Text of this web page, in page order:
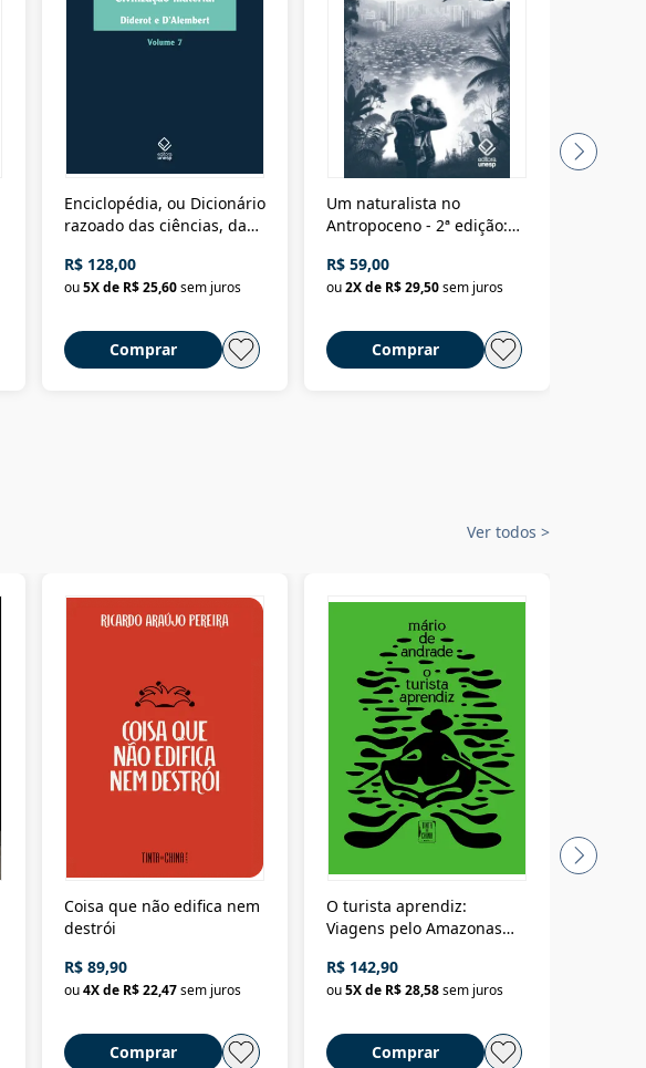
Enciclopédia, ou Dicionário
razoado das ciências, das
Civilização material
R$ 128,00
ou5X de R$ 25,60sem juros
Comprar
Um naturalista no
Antropoceno - 2ª edição:
selvagem
R$ 59,00
ou2X de R$ 29,50sem juros
Comprar
Ver todos >
Coisa que não edifica nem
destrói
R$ 89,90
ou4X de R$ 22,47sem juros
Comprar
O turista aprendiz:
Viagens pelo Amazonas
até a Bolívia e por Marajó
até dizer chega
R$ 142,90
ou5X de R$ 28,58sem juros
Comprar